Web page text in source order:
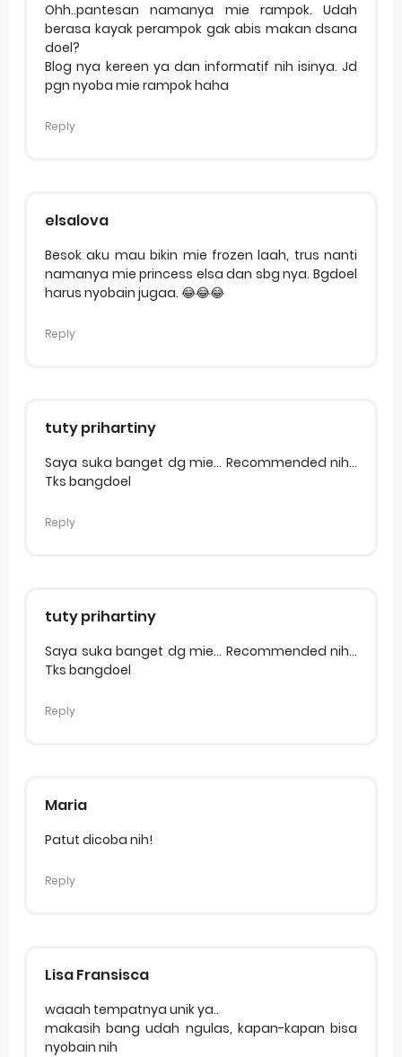
Ohh..pantesan namanya mie rampok. Udah
berasa kayak perampok gak abis makan dsana
doel?
Blog nya kereen ya dan informatif nih isinya. Jd
pgn nyoba mie rampok haha
Reply
elsalova
Besok aku mau bikin mie frozen laah, trus nanti
namanya mie princess elsa dan sbg nya. Bgdoel
harus nyobain jugaa. 😂😂😂
Reply
tuty prihartiny
Saya suka banget dg mie... Recommended nih...
Tks bangdoel
Reply
tuty prihartiny
Saya suka banget dg mie... Recommended nih...
Tks bangdoel
Reply
Maria
Patut dicoba nih!
Reply
Lisa Fransisca
waaah tempatnya unik ya..
makasih bang udah ngulas, kapan-kapan bisa
nyobain nih